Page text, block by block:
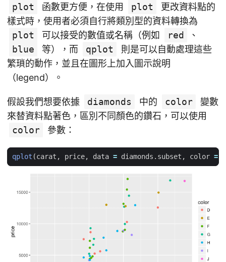
plot 函數更方便，在使用 plot
更改資料點的
樣式時，使用者必須自行將類別型的資料轉換為
plot
可以接受的數值或名稱（例如 red
、
blue
等），而 qplot
則是可以自動處理這些
繁瑣的動作，並且在圖形上加入圖示說明
（legend）。
假設我們想要依據 diamonds 中的 color
變數
來替資料點著色，區別不同顏色的鑽石，可以使用
color
參數：
qplot (carat , price, data = diamonds.subset , color =